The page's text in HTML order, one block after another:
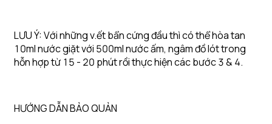
LƯU Ý: Với những v.ết bẩn cứng đầu thì có thể hòa tan
10ml nước giặt với 500ml nước ấm, ngâm đồ lót trong
hỗn hợp từ 15 - 20 phút rồi thực hiện các bước 3 & 4. ️
HƯỚNG DẪN BẢO QUẢN